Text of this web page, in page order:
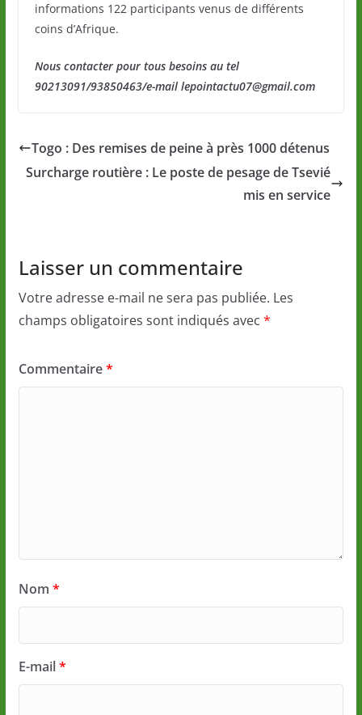
informations 122 participants venus de différents
coins d’Afrique.
Nous contacter pour tous besoins au tel
90213091/93850463/e-mail lepointactu07@gmail.com
Togo : Des remises de peine à près 1000 détenus
Surcharge routière : Le poste de pesage de Tsevié
mis en service
Laisser un commentaire
Votre adresse e-mail ne sera pas publiée. Les
champs obligatoires sont indiqués avec *
Commentaire*
Nom *
E-mail*